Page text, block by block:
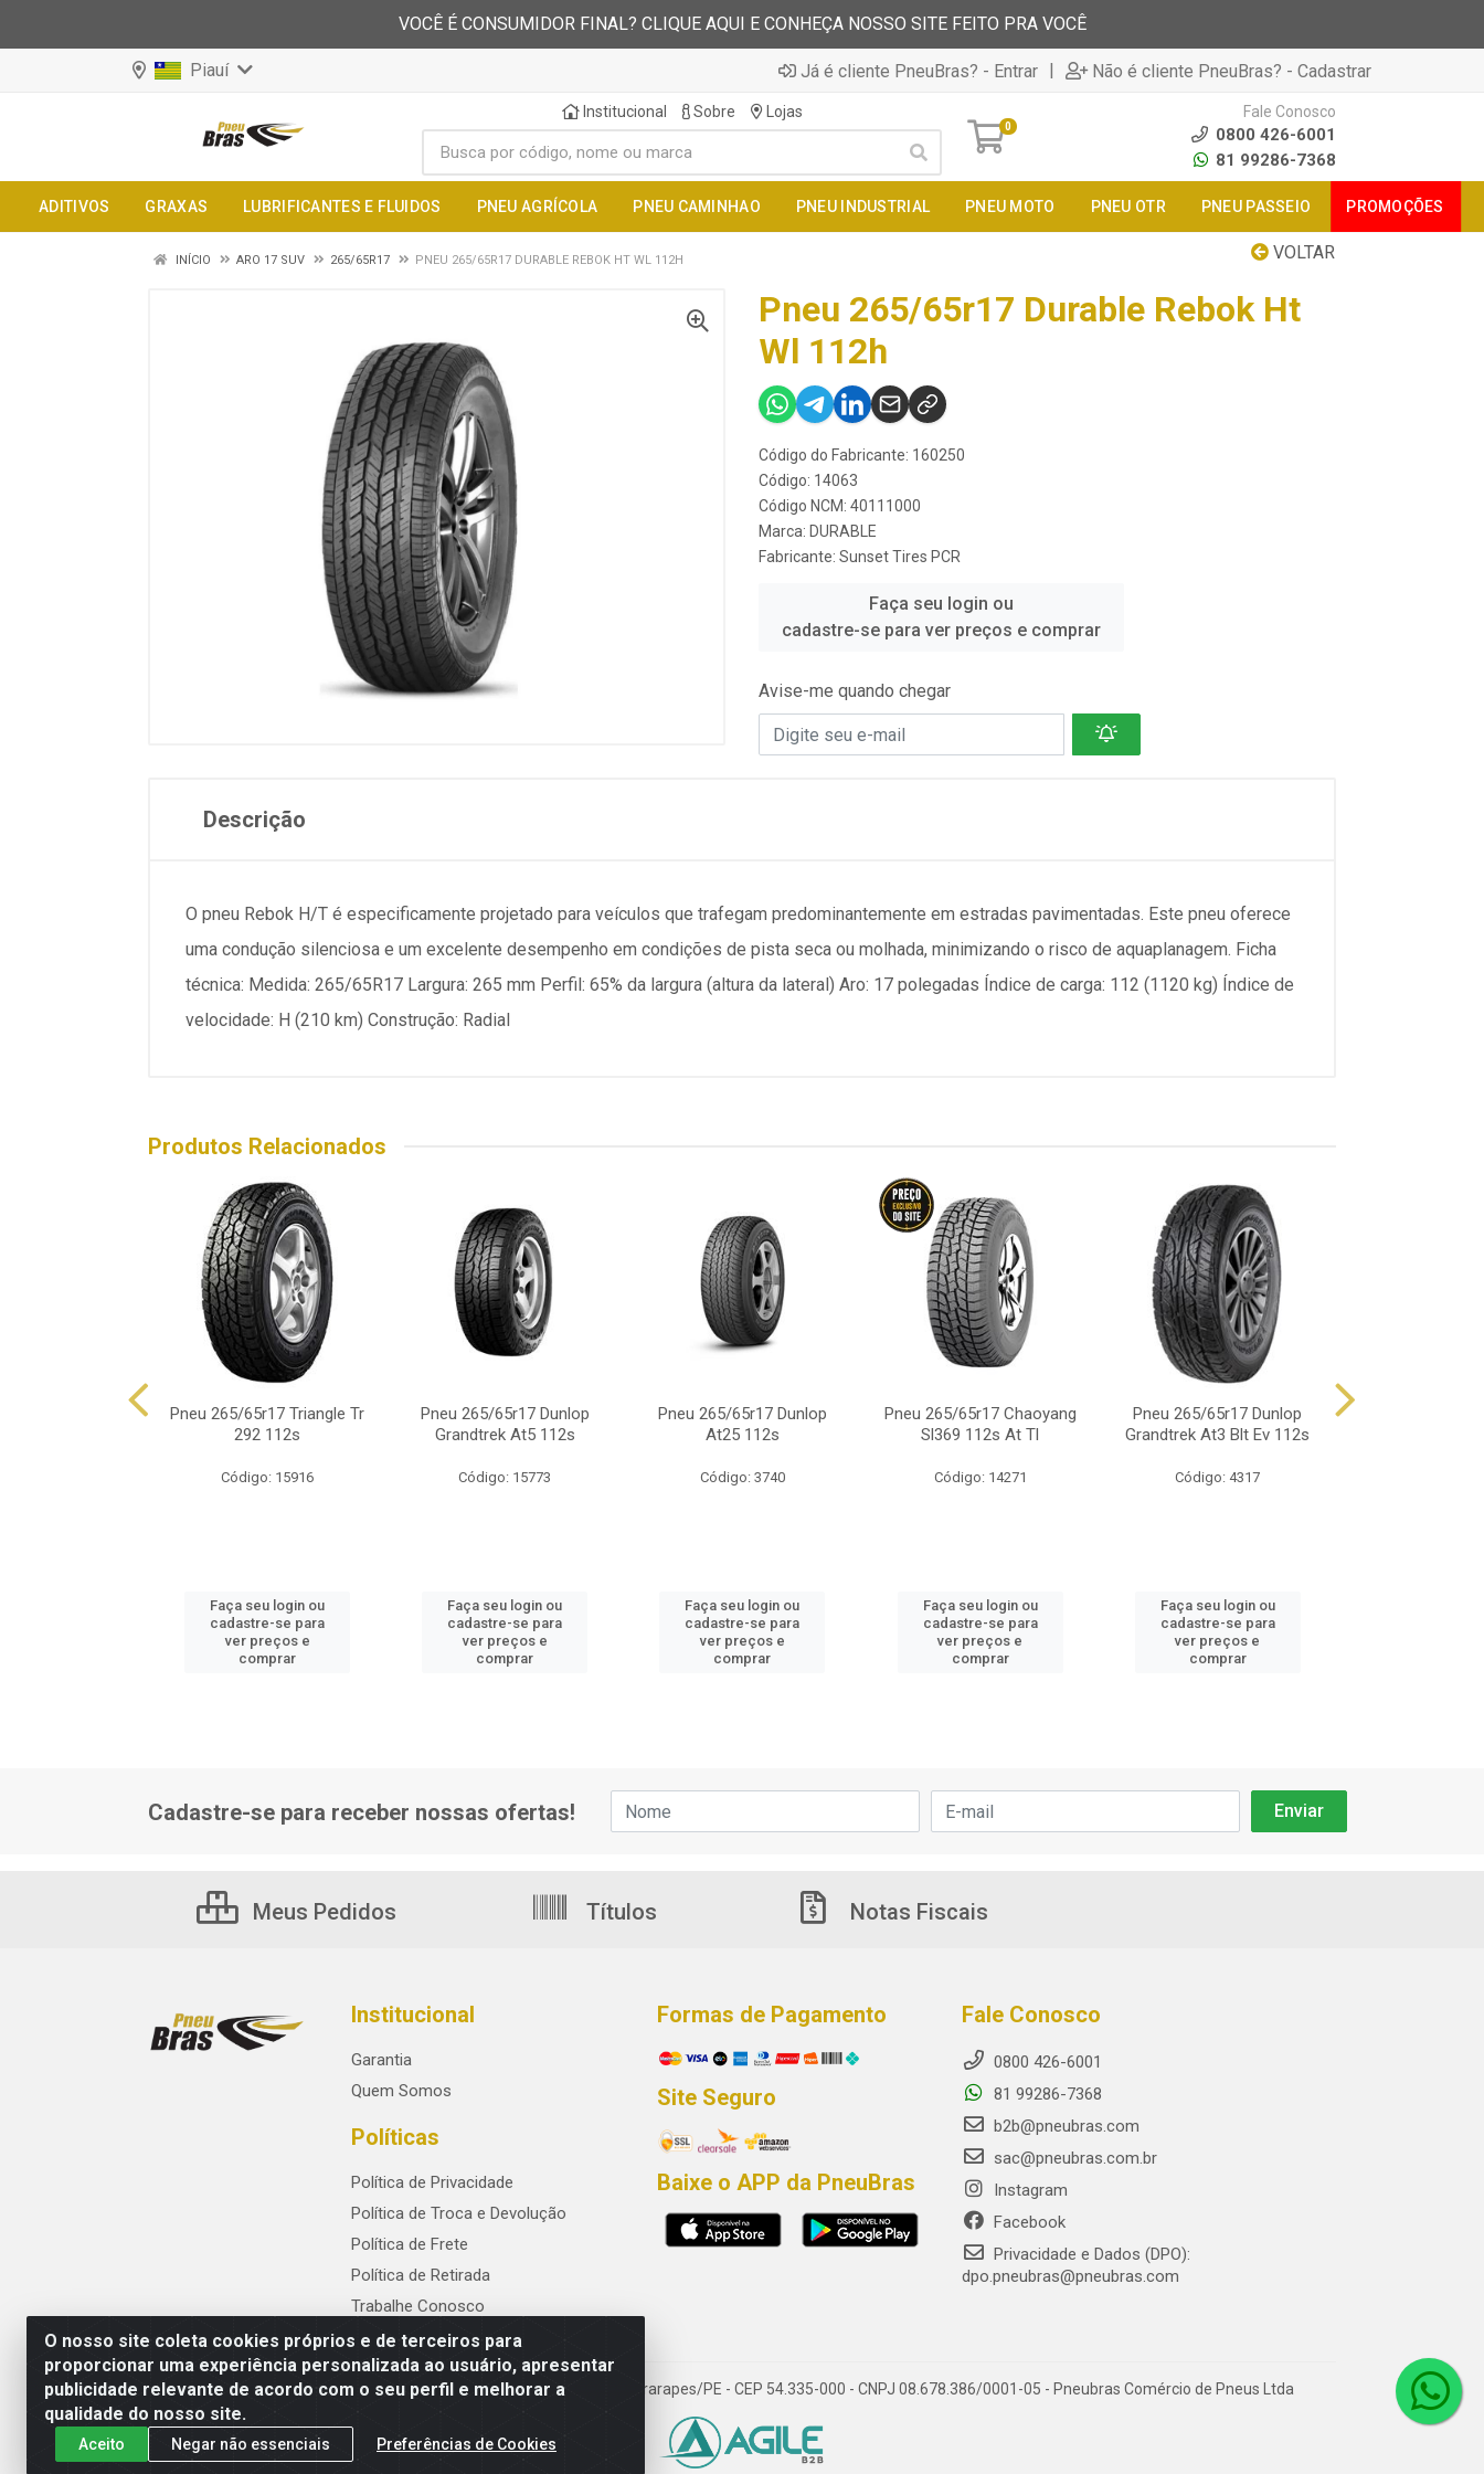
VOCÊ É CONSUMIDOR FINAL? CLIQUE AQUI E CONHEÇA NOSSO SITE FEITO PRA VOCÊ
Piauí Já é cliente PneuBras? - Entrar | Não é cliente PneuBras? - Cadastrar
Institucional Sobre Lojas
0
Fale Conosco
0800 426-6001
81 99286-7368
ADITIVOS GRAXAS LUBRIFICANTES E FLUIDOS PNEU AGRÍCOLA PNEU CAMINHAO PNEU INDUSTRIAL PNEU MOTO PNEU OTR PNEU PASSEIO PROMOÇÕES
VOLTAR
INÍCIO ARO 17 SUV 265/65R17 PNEU 265/65R17 DURABLE REBOK HT WL 112H
Pneu 265/65r17 Durable Rebok Ht
Wl 112h
Código do Fabricante: 160250
Código: 14063
Código NCM: 40111000
Marca: DURABLE
Fabricante: Sunset Tires PCR
Faça seu login ou
cadastre-se para ver preços e comprar
Avise-me quando chegar
Descrição
O pneu Rebok H/T é especificamente projetado para veículos que trafegam predominantemente em estradas pavimentadas. Este pneu oferece
uma condução silenciosa e um excelente desempenho em condições de pista seca ou molhada, minimizando o risco de aquaplanagem. Ficha
técnica: Medida: 265/65R17 Largura: 265 mm Perfil: 65% da largura (altura da lateral) Aro: 17 polegadas Índice de carga: 112 (1120 kg) Índice de
velocidade: H (210 km) Construção: Radial
Produtos Relacionados
Pneu 265/65r17 Triangle Tr
292 112s
Código: 15916
Faça seu login ou
cadastre-se para
ver preços e
comprar
Pneu 265/65r17 Dunlop
Grandtrek At5 112s
Código: 15773
Faça seu login ou
cadastre-se para
ver preços e
comprar
Pneu 265/65r17 Dunlop
At25 112s
Código: 3740
Faça seu login ou
cadastre-se para
ver preços e
comprar
Pneu 265/65r17 Chaoyang
Sl369 112s At Tl
Código: 14271
Faça seu login ou
cadastre-se para
ver preços e
comprar
Pneu 265/65r17 Dunlop
Grandtrek At3 Blt Ev 112s
Código: 4317
Faça seu login ou
cadastre-se para
ver preços e
comprar
O nosso site coleta cookies próprios e de terceiros para
proporcionar uma experiência personalizada ao usuário, apresentar
publicidade relevante de acordo com o seu perfil e melhorar a
qualidade do nosso site.
Aceito Negar não essenciais Preferências de Cookies
Cadastre-se para receber nossas ofertas!
Meus Pedidos Títulos Notas Fiscais
Institucional
Garantia
Quem Somos
Políticas
Política de Privacidade
Política de Troca e Devolução
Política de Frete
Política de Retirada
Trabalhe Conosco
Formas de Pagamento
Site Seguro
Baixe o APP da PneuBras
Fale Conosco
0800 426-6001
81 99286-7368
b2b@pneubras.com
sac@pneubras.com.br
Instagram
Facebook
Privacidade e Dados (DPO):
dpo.pneubras@pneubras.com
PneuBras - Rodovia BR-101, KM 82 - Prazeres, Jaboatão dos Guararapes/PE - CEP 54.335-000 - CNPJ 08.678.386/0001-05 - Pneubras Comércio de Pneus Ltda